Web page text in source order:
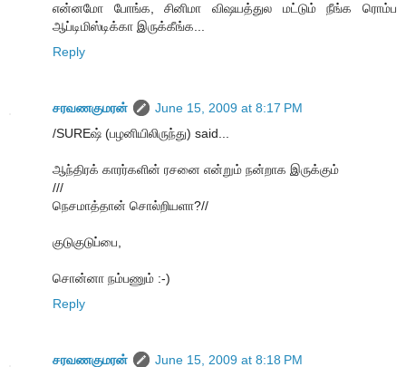
என்னமோ போங்க, சினிமா விஷயத்துல மட்டும் நீங்க ரொம்ப
ஆப்டிமிஸ்டிக்கா இருக்கீங்க...
Reply
சரவணகுமரன்
June 15, 2009 at 8:17 PM
/SUREஷ் (பழனியிலிருந்து) said...
ஆந்திரக் காரர்களின் ரசனை என்றும் நன்றாக இருக்கும்
///
நெசமாத்தான் சொல்றியளா?//
குடுகுடுப்பை,
சொன்னா நம்பணும் :-)
Reply
சரவணகுமரன்
June 15, 2009 at 8:18 PM